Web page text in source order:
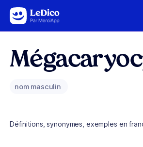
Aller au contenu
nom masculin
Définitions, synonymes, exemples en